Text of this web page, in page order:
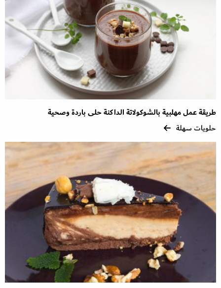
طريقة عمل مهلبية بالشوكولاتة الداكنة حلى باردة وصحية
حلويات سهلة